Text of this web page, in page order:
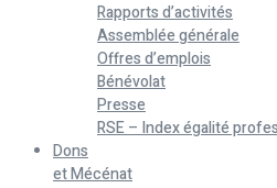
Rapports d’activités
Assemblée générale
Offres d’emplois
Bénévolat
Presse
RSE – Index égalité
Dons
et Mécénat